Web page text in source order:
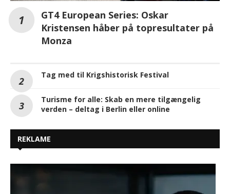
GT4 European Series: Oskar
Kristensen håber på topresultater på
Monza
Tag med til Krigshistorisk Festival
Turisme for alle: Skab en mere tilgængelig
verden – deltag i Berlin eller online
REKLAME